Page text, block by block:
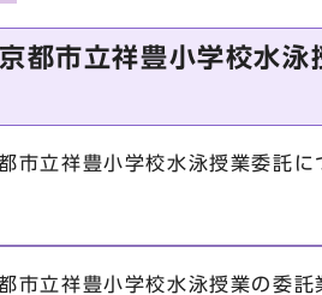
都市立祥豊小学校水
市立祥豊小学校水泳授業委託に
市立祥豊小学校水泳授業の委託